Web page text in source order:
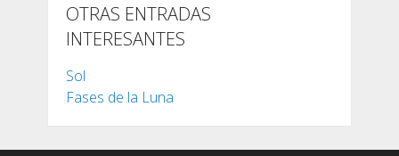
OTRAS ENTRADAS
INTERESANTES
Sol
Fases de la Luna